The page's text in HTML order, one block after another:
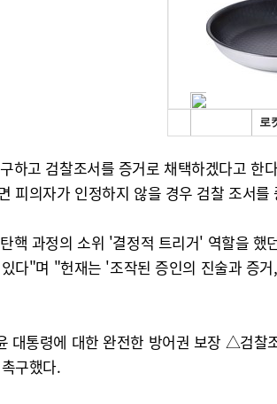
하고 검찰조서를 증거로 채택하겠다고
피의자가 인정하지 않을 경우 검찰 조서
핵 과정의 소위 '결정적 트리거' 역할을
다"며 "헌재는 '조작된 증인의 진술과 증
대통령에 대한 완전한 방어권 보장 △검
구했다.